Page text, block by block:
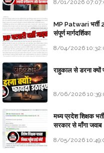
8/01/2026
MP Patwari भर्ती
संपूर्ण मार्गदर्शिका
8/04/2026
राहुकाल से डरना क्यों
8/06/2026
मध्य प्रदेश शिक्षक
सरकार से माँगा जवाब
8/05/2026